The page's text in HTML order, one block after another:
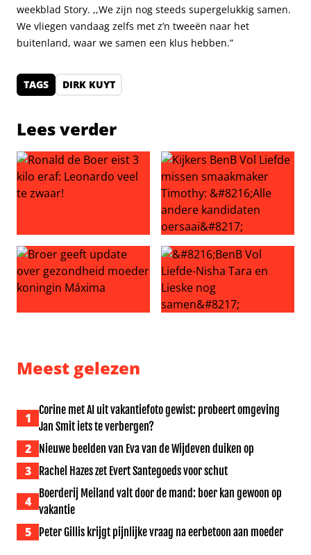
weekblad Story. ,,We zijn nog steeds supergelukkig samen.
We vliegen vandaag zelfs met z’n tweeën naar het
buitenland, waar we samen een klus hebben.”
TAGS DIRK KUYT
Lees verder
Ronald de Boer eist 3 kilo eraf: Leonardo veel te zwaar!
Kijkers BenB Vol Liefde
Meest gelezen
1
Corine met AI uit vakantiefoto gewist: probeert omgeving
Jan Smit iets te verbergen?
2 Nieuwe beelden van Eva van de Wijdeven duiken op
3 Rachel Hazes zet Evert Santegoeds voor schut
4
Boerderij Meiland valt door de mand: boer kan gewoon op
vakantie
5 Peter Gillis krijgt pijnlijke vraag na eerbetoon aan moeder